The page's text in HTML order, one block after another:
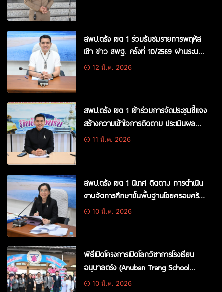
สพป.ตรัง เขต 1 ร่วมรับชมรายการพฤหัส
เช้า ข่าว สพฐ. ครั้งที่ 10/2569 ผ่านระบบ
Video Conference
12 มี.ค. 2026
สพป.ตรัง เขต 1 เข้าร่วมการจัดประชุมชี้แจง
สร้างความเข้าใจการติดตาม ประเมินผล
การบริหารและการจัดการศึกษาขั้นพื้นฐาน
11 มี.ค. 2026
สพป.ตรัง เขต 1 นิเทศ ติดตาม การดำเนิน
งานจัดการศึกษาขั้นพื้นฐานโดยครอบครัว
ภาคเรียนที่ 2 ปีการศึกษา 2568 และประชุม
10 มี.ค. 2026
พิธีเปิดโครงการเปิดโลกวิชาการโรงเรียน
อนุบาลตรัง (Anuban Trang School
Open House 2025) ประจำปีการศึกษา
10 มี.ค. 2026